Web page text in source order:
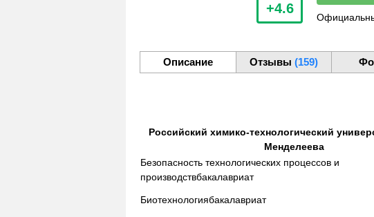
+4.6
Описание Отзывы(159)
Российский химико-технологический
Менделеева
Безопасность технологических процессов и
производствбакалавриат
Биотехнологиябакалавриат